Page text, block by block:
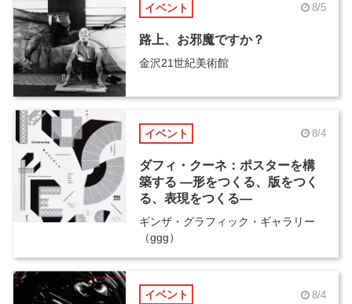
イベント 8/5
路上、お邪魔ですか？
金沢21世紀美術館
イベント 8/4
ダフィ・クーネ：ポスターを構
築する ―形をつくる、版をつく
る、表現をつくる―
ギンザ・グラフィック・ギャラリー
（ggg）
イベント 8/4